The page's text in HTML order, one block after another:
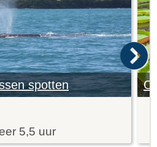
spotten
5,5 uur